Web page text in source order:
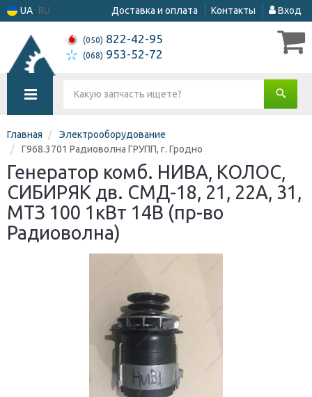
UA RU Доставка и оплата Контакты Вход
(050) 822-42-95
(068) 953-52-72
Главная
Электрооборудование
Г968.3701 Радиоволна ГРУПП, г. Гродно
Генератор комб. НИВА, КОЛОС,
СИБИРЯК дв. СМД-18, 21, 22А, 31,
МТЗ 100 1кВт 14В (пр-во
Радиоволна)